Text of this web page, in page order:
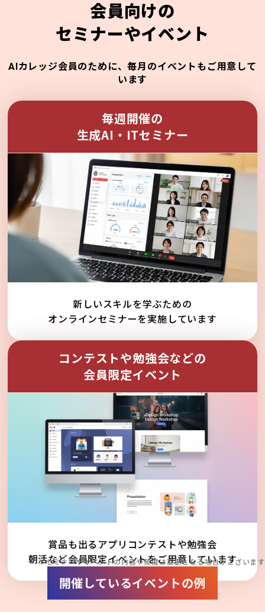
会員向けの
セミナーやイベント
AIカレッジ会員のために、毎月のイベントもご用意して
います
毎週開催の
生成AI・ITセミナー
新しいスキルを学ぶための
オンラインセミナーを実施しています
コンテストや勉強会などの
会員限定イベント
賞品も出るアプリコンテストや勉強会
朝活など会員限定イベントをご用意しています
※セミナーやイベントの内容や頻度は変更となる場合がございます
開催しているイベントの例